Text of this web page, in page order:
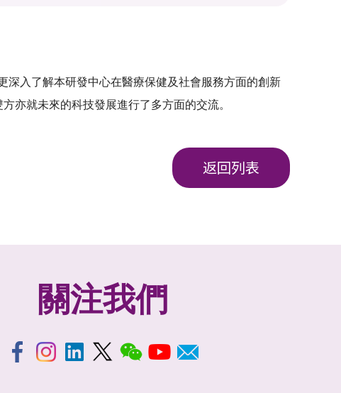
深入了解本研發中心在醫療保健及社會服務方面的創新
亦就未來的科技發展進行了多方面的交流。
返回列表
關注我們